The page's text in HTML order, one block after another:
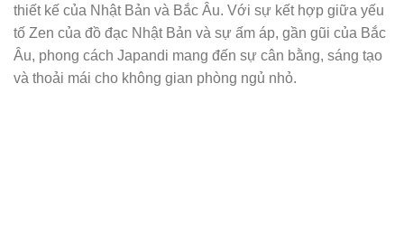
thiết kế của Nhật Bản và Bắc Âu. Với sự kết hợp giữa yếu
tố Zen của đồ đạc Nhật Bản và sự ấm áp, gần gũi của Bắc
Âu, phong cách Japandi mang đến sự cân bằng, sáng tạo
và thoải mái cho không gian phòng ngủ nhỏ.